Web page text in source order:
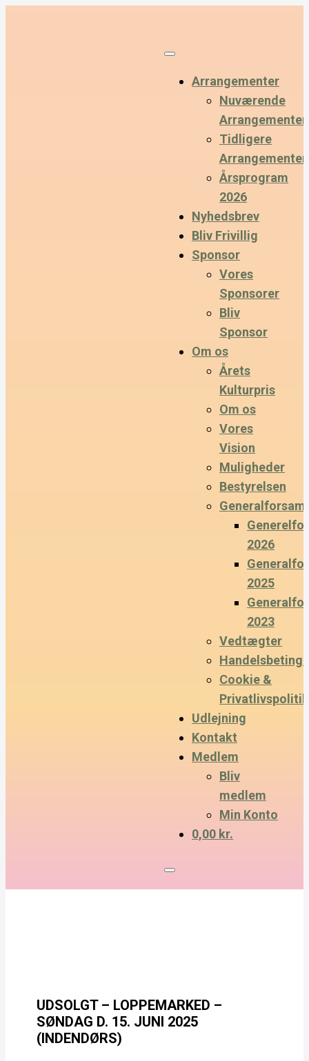
Arrangementer
Nuværende
Arrangementer
Tidligere
Arrangementer
Årsprogram
2026
Nyhedsbrev
Bliv Frivillig
Sponsor
Vores
Sponsorer
Bliv
Sponsor
Om os
Årets
Kulturpris
Om os
Vores
Vision
Muligheder
Bestyrelsen
2026
2025
2023
Vedtægter
Cookie &
Privatlivspolitik
Udlejning
Kontakt
Medlem
Bliv
medlem
Min Konto
0,00 kr.
UDSOLGT – LOPPEMARKED –
SØNDAG D. 15. JUNI 2025
(INDENDØRS)